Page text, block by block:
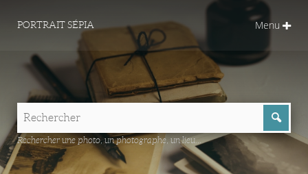
PORTRAIT SÉPIA Menu
Rechercher une photo, un photographe, un lieu...